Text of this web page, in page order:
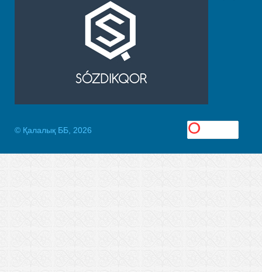
© Қалалық ББ, 2026